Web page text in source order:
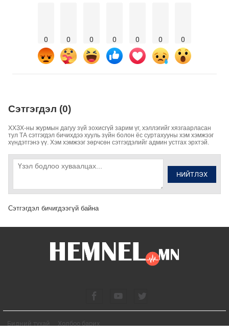
0 0 0 0 0 0 0
Сэтгэгдэл (0)
ХХЗХ-ны журмын дагуу зүй зохисгүй зарим үг, хэллэгийг хязгаарласан
тул ТА сэтгэгдэл бичихдээ хууль зүйн болон ёс суртахууны хэм хэмжээг
хүндэтгэнэ үү. Хэм хэмжээг зөрчсөн сэтгэгдэлийг админ устгах эрхтэй.
НИЙТЛЭХ
Сэтгэгдэл бичигдээгүй байна
Бидний тухай Холбоо барих